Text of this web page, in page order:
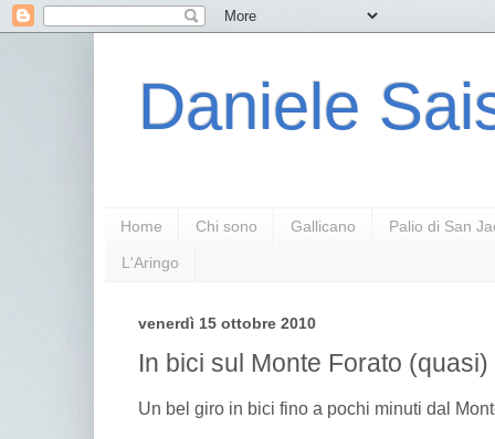
Daniele
Home Chi sono Gallicano Palio di San
L'Aringo
venerdì 15 ottobre 2010
In bici sul Monte Forato (quasi)
Un bel giro in bici fino a pochi minuti dal